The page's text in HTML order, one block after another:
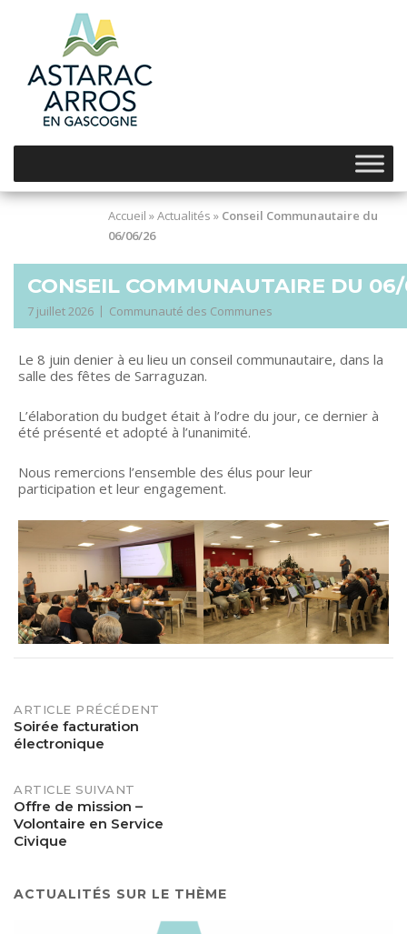
Accueil »Actualités » Conseil Communautaire du
06/06/26
CONSEIL COMMUNAUTAIRE DU
7 juillet 2026 Communauté des Communes
Le 8 juin denier à eu lieu un conseil communautaire, dans la
salle des fêtes de Sarraguzan.
L’élaboration du budget était à l’odre du jour, ce dernier à
été présenté et adopté à l’unanimité.
Nous remercions l’ensemble des élus pour leur
participation et leur engagement.
POST
NAVIGATION
ARTICLE PRÉCÉDENT
Soirée facturation
électronique
ARTICLE SUIVANT
Offre de mission –
Volontaire en Service
Civique
ACTUALITÉS SUR LE THÈME